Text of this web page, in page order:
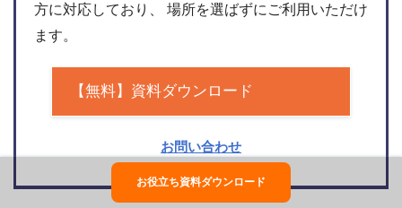
方に対応しており、 場所を選ばずにご利用いただけ
ます。
【無料】資料ダウンロード
お問い合わせ
お役立ち資料ダウンロード